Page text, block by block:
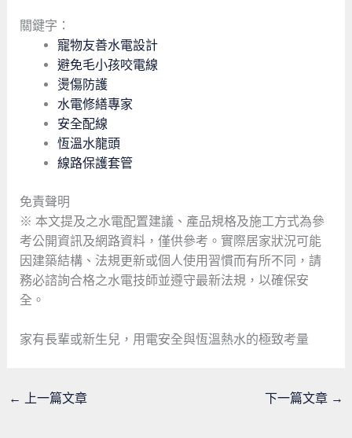
關鍵字：
寵物友善水電設計
避免毛小孩咬電線
燙傷防護
水電修繕專家
安全配線
恆溫水龍頭
線路保護套管
免責聲明
※ 本文提及之水電配置建議、產品規格及施工方式為參
考公開資訊及網路資料，僅供參考。實際居家狀況可能
因建築結構、法規更新或個人使用習慣而有所不同，請
務必諮詢合格之水電技師並遵守最新法規，以確保安
全。
家有長輩或新生兒，用電安全與恆溫熱水的極致考量
← 上一篇文章 下一篇文章 →